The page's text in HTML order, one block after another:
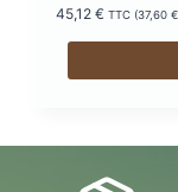
45,12 € TTC (37,60 €